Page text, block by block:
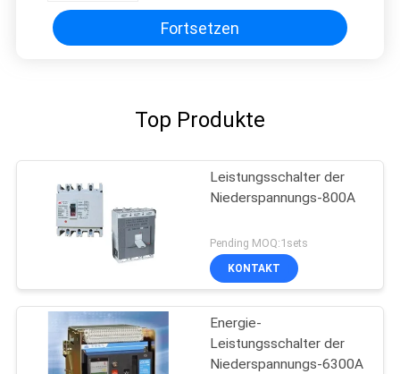
Fortsetzen
Top Produkte
Leistungsschalter der
Niederspannungs-800A
Pending MOQ:1sets
KONTAKT
Energie-
Leistungsschalter der
Niederspannungs-6300A